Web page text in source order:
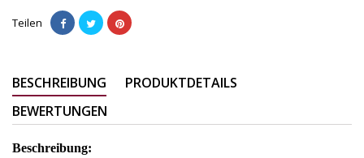
Teilen
BESCHREIBUNG
PRODUKTDETAILS
BEWERTUNGEN
Beschreibung: